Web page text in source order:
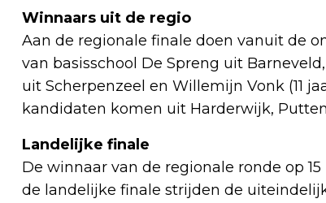
Winnaars uit de regio
Aan de regionale finale doen vanuit de
van basisschool De Spreng uit
uit Scherpenzeel en Willemijn Vonk (11
kandidaten komen uit Harderwijk,
Landelijke finale
De winnaar van de regionale ronde op
de landelijke finale strijden de